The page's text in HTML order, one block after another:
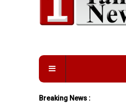
Breaking News :